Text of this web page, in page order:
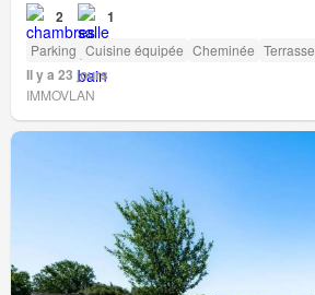
2 1
Parking Cuisine équipée Cheminée Terrasse
Il y a 23 jours
IMMOVLAN